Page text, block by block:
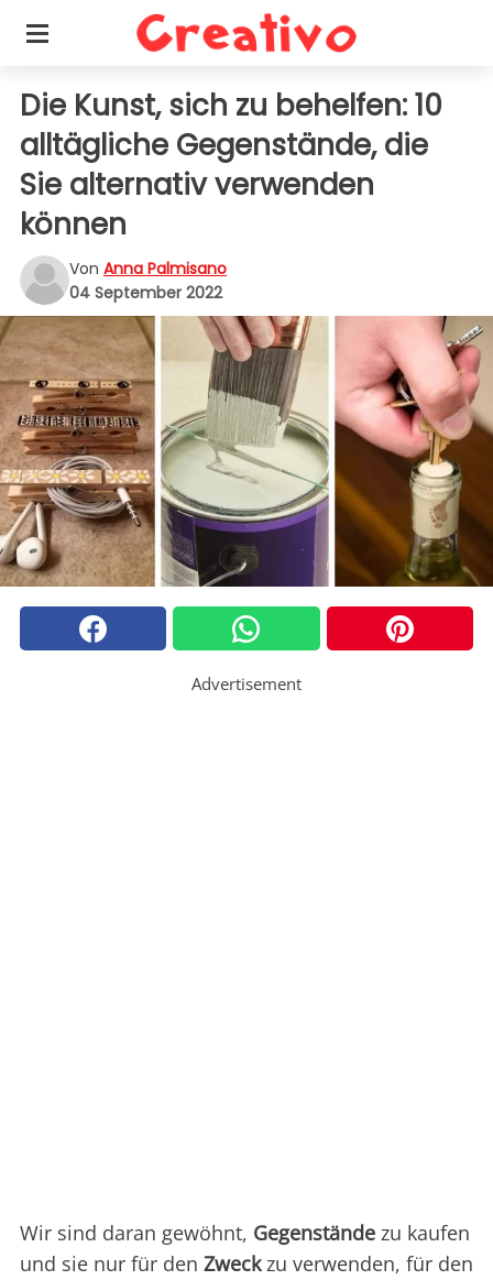
Die Kunst, sich zu behelfen: 10
alltägliche Gegenstände, die
Sie alternativ verwenden
können
Von Anna Palmisano
04 September 2022
Advertisement
Wir sind daran gewöhnt, Gegenstände zu kaufen
und sie nur für den Zweckzu verwenden, für den